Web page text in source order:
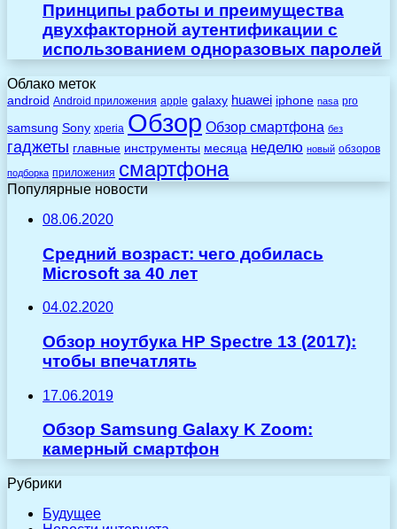
Принципы работы и преимущества
двухфакторной аутентификации с
использованием одноразовых паролей
Облако меток
android Android приложения apple galaxy huawei iphone nasa pro
samsung Sony xperia Обзор Обзор смартфона без
гаджеты главные инструменты месяца неделю новый обзоров
подборка приложения смартфона
Популярные новости
08.06.2020
Средний возраст: чего добилась
Microsoft за 40 лет
04.02.2020
Обзор ноутбука HP Spectre 13 (2017):
чтобы впечатлять
17.06.2019
Обзор Samsung Galaxy K Zoom:
камерный смартфон
Рубрики
Будущее